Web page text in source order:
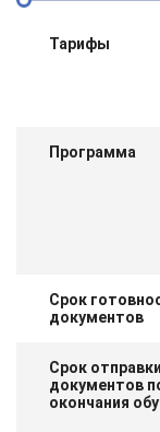
Тарифы
Программа
Срок
документов
Срок
документов
окончания